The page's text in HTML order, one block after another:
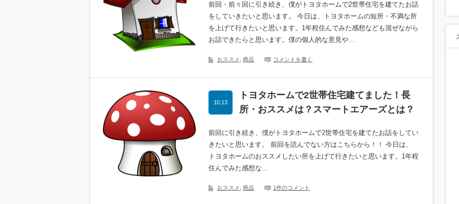
前回・前々回に引き続き、僕がトヨタホームで2世帯住宅を建てたお話
をしていきたいと思います。 今日は、トヨタホームの短所・不満な所
を上げて行きたいと思います。1年程住んでみた感想なども混ぜながら
お話できたらと思います。僕の個人的な意見や…
おススメ 商品 コメントを書く
トヨタホームで2世帯住宅建てました！長
所・おススメは？スマートエアーズとは？
10.13
前回に引き続き、僕がトヨタホームで2世帯住宅を建てたお話をしてい
きたいと思います。 前回を読んでない方はこちらから！！ 今日は、
トヨタホームのおススメしたい所を上げて行きたいと思います。1年程
住んでみた感想な…
おススメ 商品 1件のコメント